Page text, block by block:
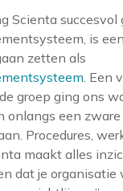
Scienta succesvol
is
zetten als
. Een
groep ging ons
onlangs een
Procedures,
maakt alles
dat je organisatie